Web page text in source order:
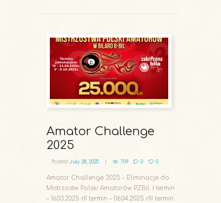
Amator Challenge
2025
Posted July 28, 2025 709 0 0
Amator Challenge 2025 – Eliminacje do
Mistrzostw Polski Amatorów PZBil. I termin
– 16.03.2025 r.II termin – 06.04.2025 r.III termin